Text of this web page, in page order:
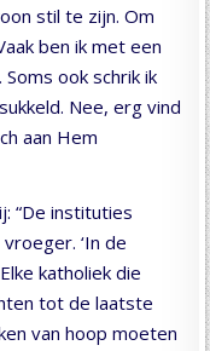
stil te zijn. Om
ben ik met een
ook schrik ik
Nee, erg vind
aan Hem
“De instituties
‘In de
katholiek die
tot de laatste
van hoop moeten